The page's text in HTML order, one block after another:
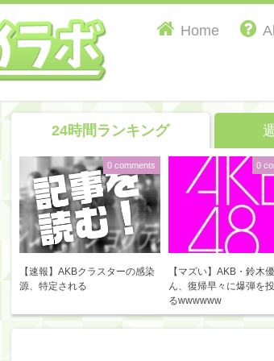
Home
24時間ランキング
【速報】AKBクラスターの感染
源、特定される
0 comments
【マズい】AKB・鈴木
ん、復帰早々に爆弾を
るwwwwww
0